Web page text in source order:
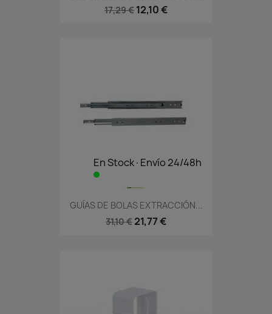
17,29 € 12,10 €
En Stock·Envío 24/48h
GUÍAS DE BOLAS EXTRACCIÓN...
31,10 € 21,77 €